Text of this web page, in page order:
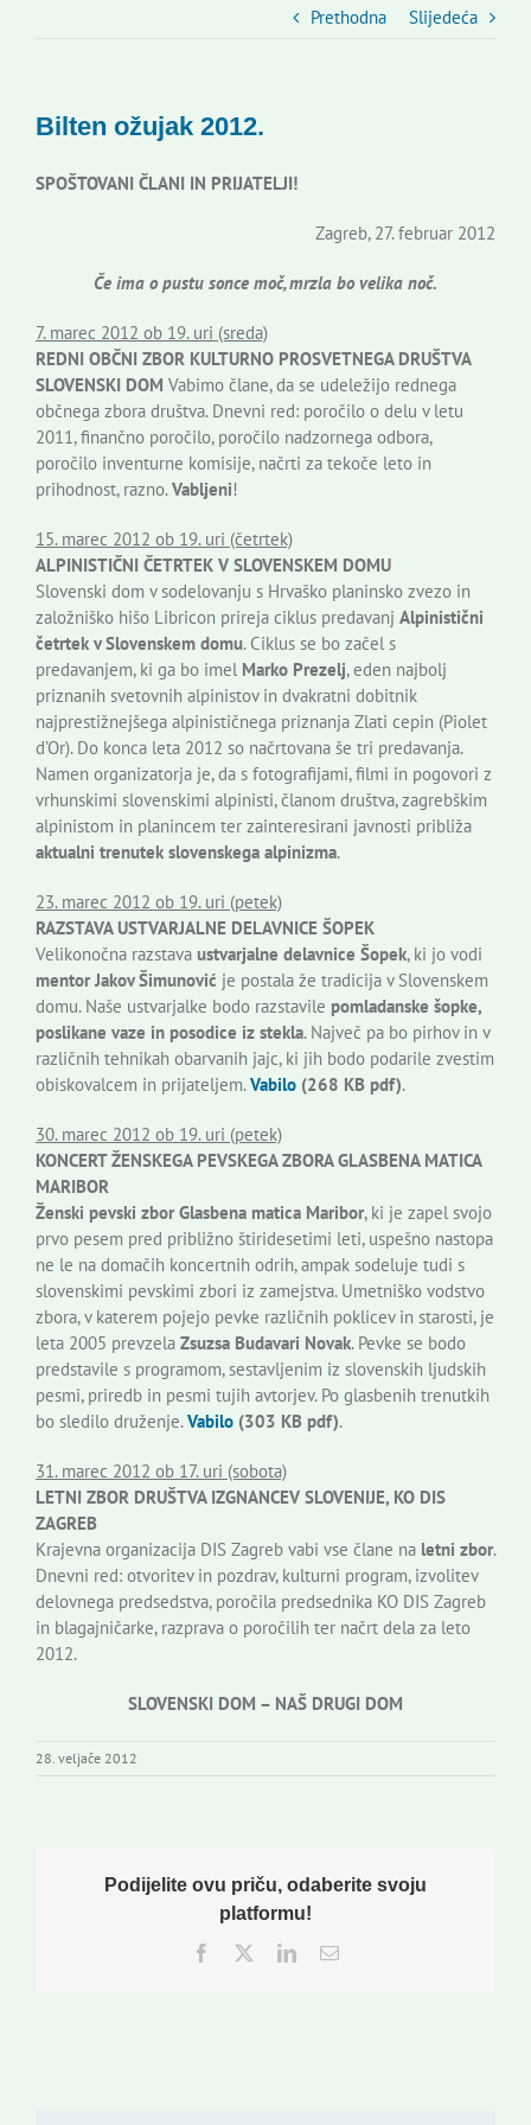
Kontakti
Izdavaštvo
Korisne informacije
Prethodna Slijedeća
Bilten ožujak 2012.
SPOŠTOVANI ČLANI IN PRIJATELJI!
Zagreb, 27. februar 2012
Če ima o pustu sonce moč, mrzla bo velika noč.
7. marec 2012 ob 19. uri (sreda)
REDNI OBČNI ZBOR KULTURNO PROSVETNEGA DRUŠTVA
SLOVENSKI DOM Vabimo člane, da se udeležijo rednega
občnega zbora društva. Dnevni red: poročilo o delu v letu
2011, finančno poročilo, poročilo nadzornega odbora,
poročilo inventurne komisije, načrti za tekoče leto in
prihodnost, razno.Vabljeni!
15. marec 2012 ob 19. uri (četrtek)
ALPINISTIČNI ČETRTEK V SLOVENSKEM DOMU
Slovenski dom v sodelovanju s Hrvaško planinsko zvezo in
založniško hišo Libricon prireja ciklus predavanj Alpinistični
četrtek v Slovenskem domu. Ciklus se bo začel s
predavanjem, ki ga bo imel Marko Prezelj, eden najbolj
priznanih svetovnih alpinistov in dvakratni dobitnik
najprestižnejšega alpinističnega priznanja Zlati cepin (Piolet
d’Or). Do konca leta 2012 so načrtovana še tri predavanja.
Namen organizatorja je, da s fotografijami, filmi in pogovori z
vrhunskimi slovenskimi alpinisti, članom društva, zagrebškim
alpinistom in planincem ter zainteresirani javnosti približa
aktualni trenutek slovenskega alpinizma.
23. marec 2012 ob 19. uri (petek)
RAZSTAVA USTVARJALNE DELAVNICE ŠOPEK
Velikonočna razstava ustvarjalne delavnice Šopek, ki jo vodi
mentor Jakov Šimunović je postala že tradicija v Slovenskem
domu. Naše ustvarjalke bodo razstavile pomladanske šopke,
poslikane vaze in posodice iz stekla. Največ pa bo pirhov in v
različnih tehnikah obarvanih jajc, ki jih bodo podarile zvestim
obiskovalcem in prijateljem.Vabilo (268 KB pdf).
30. marec 2012 ob 19. uri (petek)
KONCERT ŽENSKEGA PEVSKEGA ZBORA GLASBENA MATICA
MARIBOR
Ženski pevski zbor Glasbena matica Maribor, ki je zapel svojo
prvo pesem pred približno štiridesetimi leti, uspešno nastopa
ne le na domačih koncertnih odrih, ampak sodeluje tudi s
slovenskimi pevskimi zbori iz zamejstva. Umetniško vodstvo
zbora, v katerem pojejo pevke različnih poklicev in starosti, je
leta 2005 prevzela Zsuzsa Budavari Novak. Pevke se bodo
predstavile s programom, sestavljenim iz slovenskih ljudskih
pesmi, priredb in pesmi tujih avtorjev. Po glasbenih trenutkih
bo sledilo druženje.Vabilo (303 KB pdf).
31. marec 2012 ob 17. uri (sobota)
LETNI ZBOR DRUŠTVA IZGNANCEV SLOVENIJE, KO DIS
ZAGREB
Krajevna organizacija DIS Zagreb vabi vse člane na letni zbor.
Dnevni red: otvoritev in pozdrav, kulturni program, izvolitev
delovnega predsedstva, poročila predsednika KO DIS Zagreb
in blagajničarke, razprava o poročilih ter načrt dela za leto
2012.
SLOVENSKI DOM – NAŠ DRUGI DOM
28. veljače 2012
Podijelite ovu priču, odaberite svoju
platformu!
Facebook
TwitterLinkedInEmail: